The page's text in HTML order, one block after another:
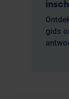
gids